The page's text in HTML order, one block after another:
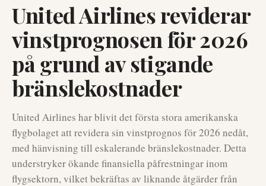
United Airlines reviderar
vinstprognosen för 2026
på grund av stigande
bränslekostnader
United Airlines har blivit det första stora amerikanska
flygbolaget att revidera sin vinstprognos för 2026 nedåt,
med hänvisning till eskalerande bränslekostnader. Detta
understryker ökande finansiella påfrestningar inom
flygsektorn, vilket bekräftas av liknande åtgärder från